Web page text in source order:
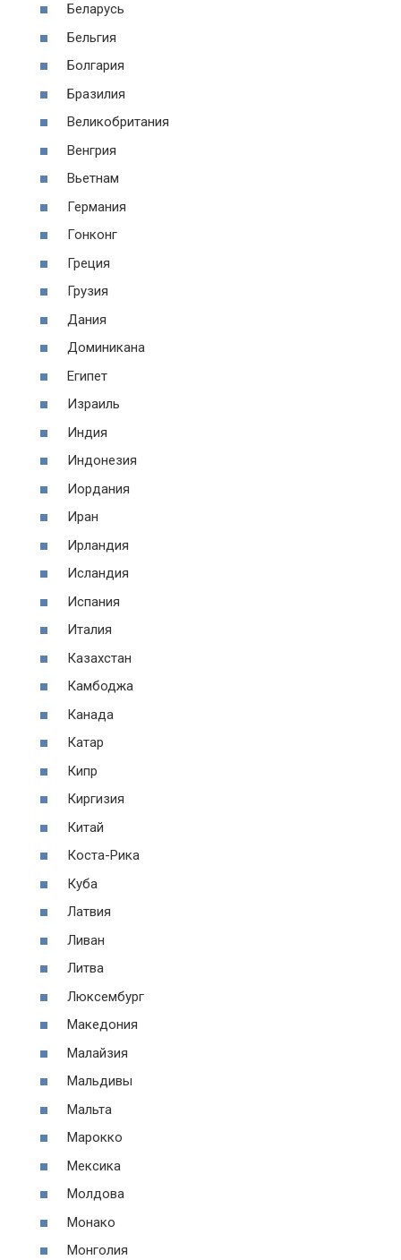
Беларусь
Бельгия
Болгария
Бразилия
Великобритания
Венгрия
Вьетнам
Германия
Гонконг
Греция
Грузия
Дания
Доминикана
Египет
Израиль
Индия
Индонезия
Иордания
Иран
Ирландия
Исландия
Испания
Италия
Казахстан
Камбоджа
Канада
Катар
Кипр
Киргизия
Китай
Коста-Рика
Куба
Латвия
Ливан
Литва
Люксембург
Македония
Малайзия
Мальдивы
Мальта
Марокко
Мексика
Молдова
Монако
Монголия